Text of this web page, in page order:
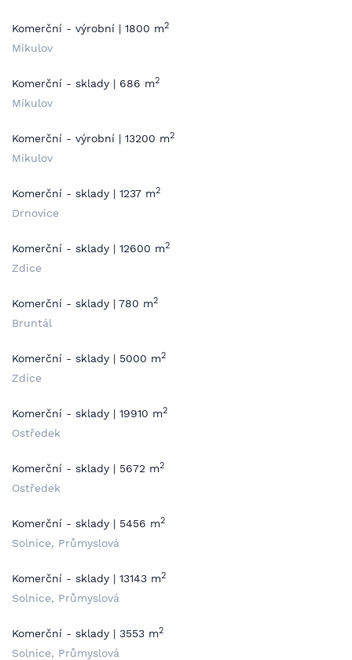
Komerční - výrobní | 1800 m2
Mikulov
Komerční - sklady | 686 m2
Mikulov
Komerční - výrobní | 13200 m2
Mikulov
Komerční - sklady | 1237 m2
Drnovice
Komerční - sklady | 12600 m2
Zdice
Komerční - sklady | 780 m2
Bruntál
Komerční - sklady | 5000 m2
Zdice
Komerční - sklady | 19910 m2
Ostředek
Komerční - sklady | 5672 m2
Ostředek
Komerční - sklady | 5456 m2
Solnice, Průmyslová
Komerční - sklady | 13143 m2
Solnice, Průmyslová
Komerční - sklady | 3553 m2
Solnice, Průmyslová